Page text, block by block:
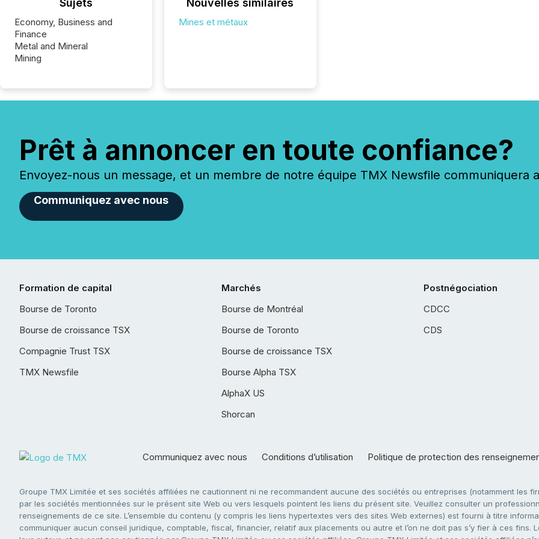
Sujets
Economy, Business and
Finance
Metal and Mineral
Mining
Nouvelles similaires
Mines et métaux
Prêt à annoncer en toute confiance?
Envoyez-nous un message, et un membre de notre équipe TMX Newsfile communiquera
Communiquez avec nous
Formation de capital
Bourse de Toronto
Bourse de croissance TSX
Compagnie Trust TSX
TMX Newsfile
Marchés
Bourse de Montréal
Bourse de Toronto
Bourse de croissance TSX
Bourse Alpha TSX
AlphaX US
Shorcan
Postnégociation
CDCC
CDS
Communiquez avec nous Conditions d’utilisation Politique de protection des
Groupe TMX Limitée et ses sociétés affiliées ne cautionnent ni ne recommandent aucune des sociétés ou entreprises (notamment les
par les sociétés mentionnées sur le présent site Web ou vers lesquels pointent les liens du présent site. Veuillez consulter un
renseignements de ce site. L’ensemble du contenu (y compris les liens hypertextes vers des sites Web externes) est fourni à titre
communiquer aucun conseil juridique, comptable, fiscal, financier, relatif aux placements ou autre et l’on ne doit pas s’y fier à ces